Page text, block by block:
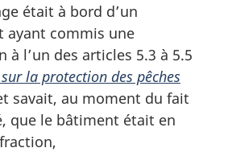
était à bord d’un
ayant commis une
à l’un des articles 5.3 à 5.5
la protection des pêches
savait, au moment du fait
que le bâtiment était en